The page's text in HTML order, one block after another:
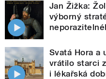
Jan Žižka:
výborný
Svatá Hora a
vrátilo starci
i lékařská